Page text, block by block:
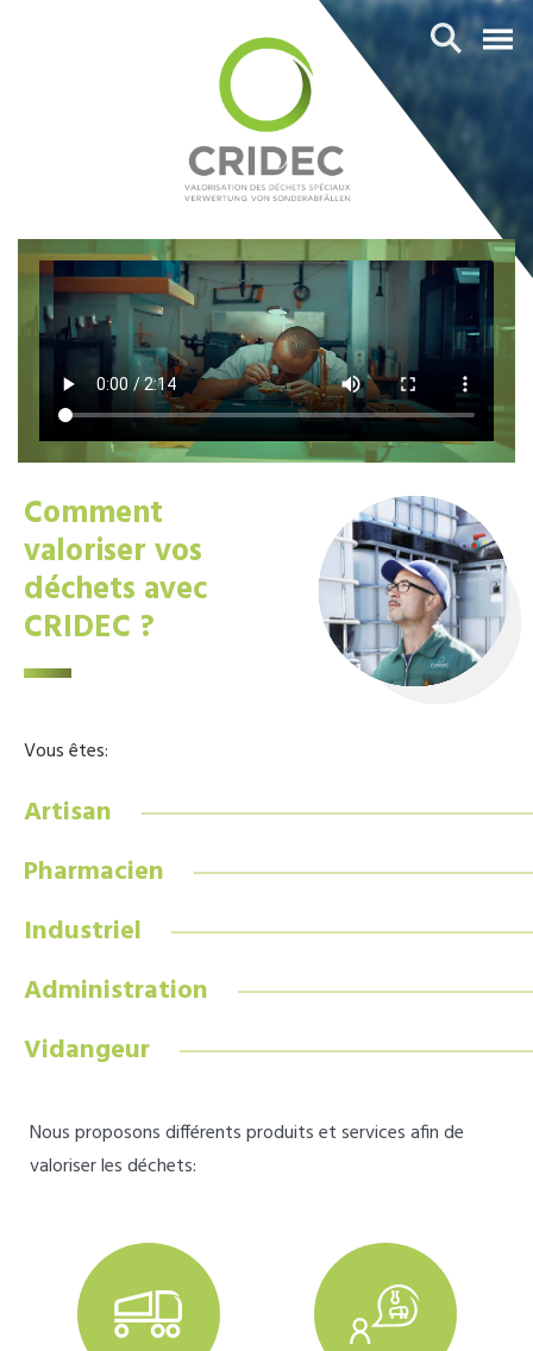
Comment
valoriser vos
déchets avec
CRIDEC ?
Vous êtes:
Artisan
Pharmacien
Industriel
Administration
Vidangeur
Nous proposons différents produits et services afin de
valoriser les déchets: